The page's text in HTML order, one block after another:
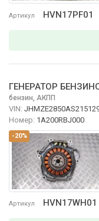
Артикул HVN17PF01
-20%
Артикул HVN17WH01
ГЕНЕРАТОР
бензин, АКПП
VIN:
Номер: 1A200RBJ000